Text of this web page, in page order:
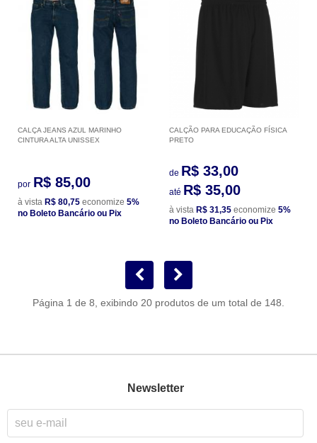
CALÇA JEANS AZUL MARINHO
CINTURA ALTA UNISSEX
por R$ 85,00
à vista R$ 80,75 economize 5%
no Boleto Bancário ou Pix
CALÇÃO PARA EDUCAÇÃO FÍSICA
PRETO
de R$ 33,00
até R$ 35,00
à vista R$ 31,35 economize 5%
no Boleto Bancário ou Pix
Página 1 de 8, exibindo 20 produtos de um total de 148.
Newsletter